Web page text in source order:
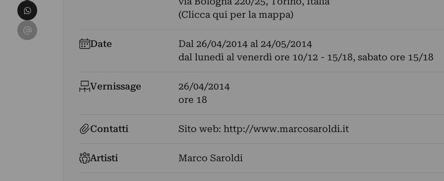
(Clicca qui per la mappa)
Date Dal 26/04/2014al 24/05/2014
dal lunedì al venerdì ore 10/12 - 15/18, sabato ore 15/18
Vernissage
26/04/2014
ore 18
Contatti Sito web: http://www.marcosaroldi.it
Artisti Marco Saroldi
Condividi su WhatsApp
Condividi su Email